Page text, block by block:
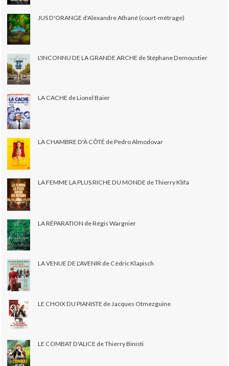
JUS D'ORANGE d'Alexandre Athané (court-métrage)
L'INCONNU DE LA GRANDE ARCHE de Stéphane Demoustier
LA CACHE de Lionel Baier
LA CHAMBRE D'À CÔTÉ de Pedro Almodovar
LA FEMME LA PLUS RICHE DU MONDE de Thierry Klifa
LA RÉPARATION de Régis Wargnier
LA VENUE DE L'AVENIR de Cédric Klapisch
LE CHOIX DU PIANISTE de Jacques Otmezguine
LE COMBAT D'ALICE de Thierry Binisti